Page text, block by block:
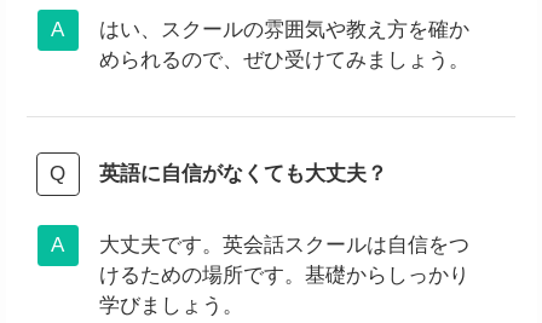
はい、スクールの雰囲気や教え方を確か
められるので、ぜひ受けてみましょう。
英語に自信がなくても大丈夫？
大丈夫です。英会話スクールは自信をつ
けるための場所です。基礎からしっかり
学びましょう。